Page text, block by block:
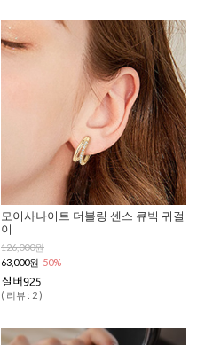
모이사나이트 더블링 센스 큐빅 귀걸
이
126,000원
63,000원 50%
( 리뷰 : 2 )